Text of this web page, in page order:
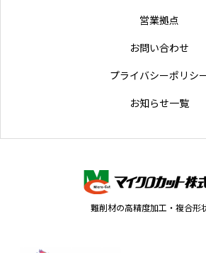
営業拠点
お問い合わせ
プライバシーポリシ
お知らせ一覧
難削材の高精度加工・複合形